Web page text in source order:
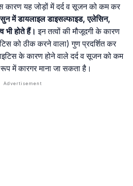
कारण यह जोड़ों में दर्द व सूजन को कम कर
में डायलाइल डाइसल्फाइड, एलेसिन,
होते हैं। इन तत्वों की मौजूदगी के कारण
को ठीक करने वाला) गुण प्रदर्शित कर
के कारण होने वाले दर्द व सूजन को कम
में कारगर माना जा सकता है।